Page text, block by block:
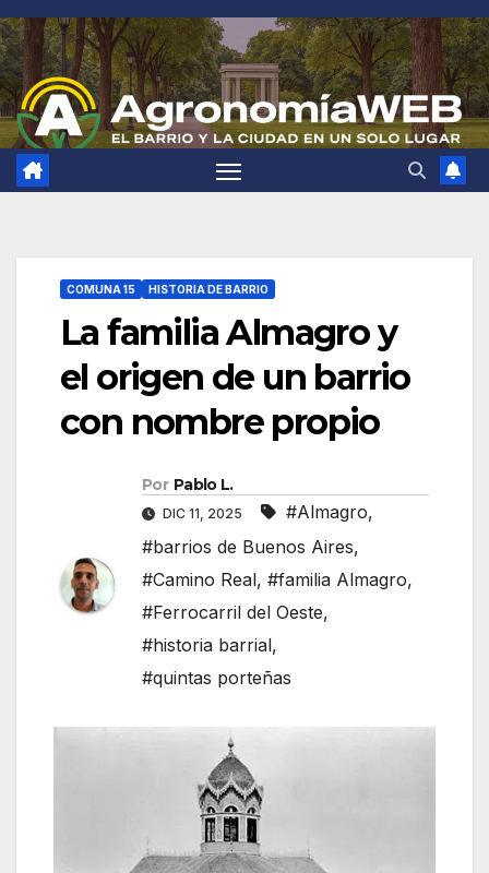
Saltar
al
contenido
COMUNA 15 HISTORIA DE BARRIO
La familia Almagro y
el origen de un barrio
con nombre propio
Por Pablo L.
DIC 11, 2025 #Almagro,
#barrios de Buenos Aires,
#Camino Real, #familia Almagro,
#Ferrocarril del Oeste,
#historia barrial,
#quintas porteñas